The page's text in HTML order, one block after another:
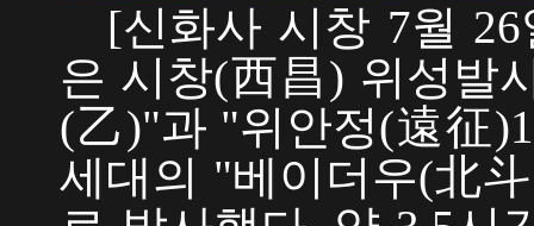
[신화사 시창 7월 26
은 시창(西昌) 위성발
(乙)"과 "위안정(遠征
세대의 "베이더우(北